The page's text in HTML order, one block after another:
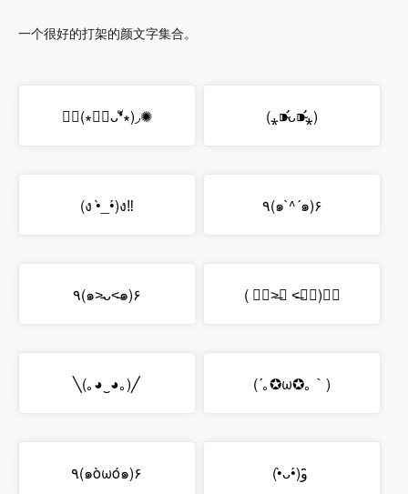
一个很好的打架的颜文字集合。
✺◟(∗❛ัᴗ❛ั∗)◞✺ (⁎⁍̴̛ᴗ⁍̴̛⁎)
(ง •̀_•́)ง‼ ٩(๑`^´๑)۶
٩(๑˃̵ᴗ˂̵๑)۶ ( ๑॔˃̶◡ ˂̶๑॓)◞♡
╲(｡◕‿◕｡)╱ (´｡✪ω✪｡｀)
٩(๑òωó๑)۶